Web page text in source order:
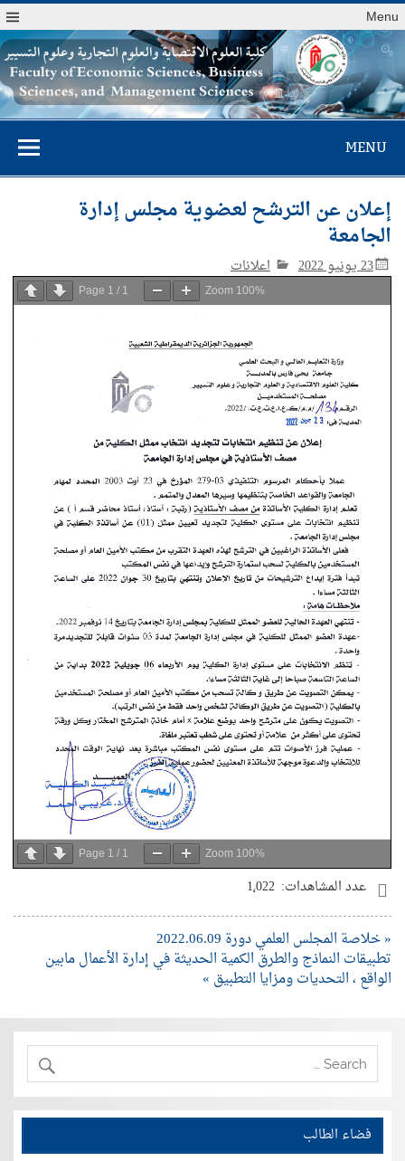
Menu
كلية العلوم
الاقتصادية والعلوم
التجارية وعلوم
التسيير
MENU
إعلان عن الترشح لعضوية مجلس إدارة
الجامعة
23 يونيو 2022 اعلانات
Page 1 / 1 Zoom 100%
Page 1 / 1 Zoom 100%
عدد المشاهدات: 1٬022
« خلاصة المجلس العلمي دورة 2022.06.09
تطبيقات النماذج والطرق الكمية الحديثة في إدارة الأعمال مابين
الواقع ، التحديات ومزايا التطبيق »
فضاء الطالب